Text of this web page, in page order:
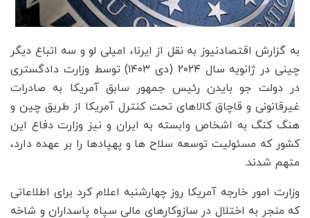
به گزارش اقتصادنیوز به نقل از ایرنا، امیلی لو و سه اتباع دیگر
چینی در ژانویه سال ۲۰۲۴ (دی ۱۴۰۳) توسط وزارت دادگستری
در دولت جو بایدن رئیس جمهور سابق آمریکا به صادرات
غیرقانونی و قاچاق کالاهای تحت کنترل آمریکا از طریق چین و
هنگ کنگ به اشخاص وابسته به ایران و نیز وزارت دفاع این
کشور که مسئولیت توسعه سلاح ها و پهپادها را بر عهده دارد،
متهم شدند.
وزارت امور خارجه آمریکا روز چهارشنبه اعلام کرد برای اطلاعاتی
که منجر به اختلال در سازوکارهای مالی سپاه پاسداران و شاخه